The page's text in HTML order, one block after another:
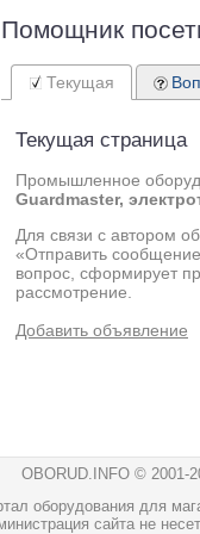
Помощник
Текущая
Текущая страница
Промышленное
Guardmaster,
Для связи с автором
«Отправить
вопрос, сформирует
рассмотрение.
Добавить объявление
OBORUD.INFO © 2001-
оборудования для
сайта не